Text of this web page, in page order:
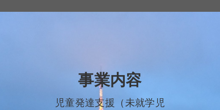
事業内容
児童発達支援（未就学児